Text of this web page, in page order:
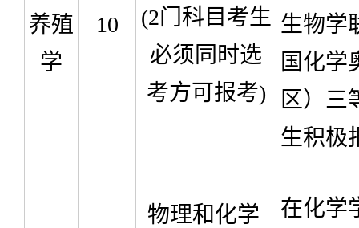
养殖
学
10 (2门科目考生
必须同时选
考方可报考)
生物学
国化学
区）三
生积极
物理和化学
在化学